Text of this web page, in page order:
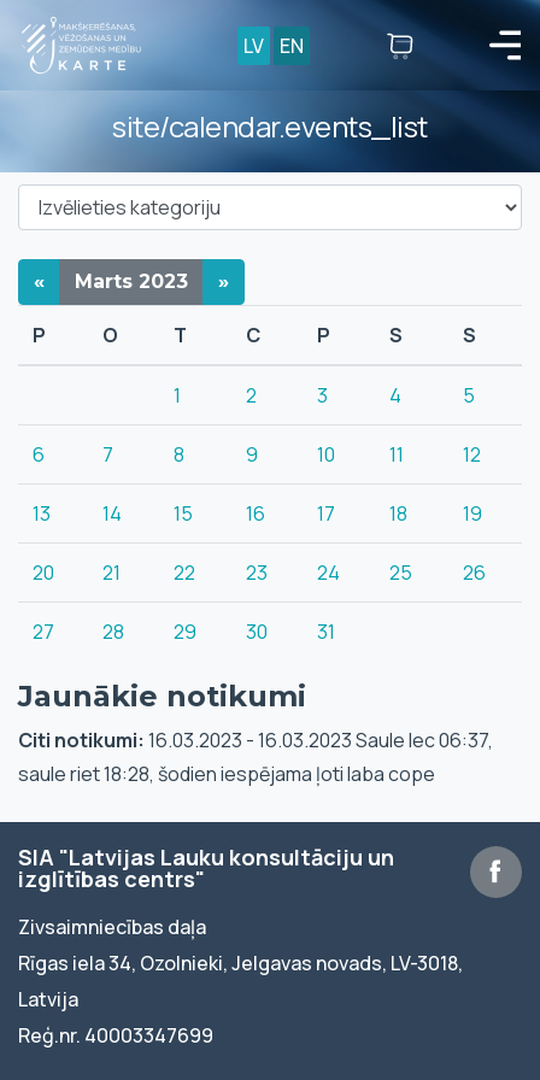
LV EN
site/calendar.events_list
« Marts 2023 »
P O T C P S S
1 2 3 4 5
6 7 8 9 10 11 12
13 14 15 16 17 18 19
20 21 22 23 24 25 26
27 28 29 30 31
Jaunākie notikumi
Citi notikumi: 16.03.2023 - 16.03.2023 Saule lec 06:37,
saule riet 18:28, šodien iespējama ļoti laba cope
SIA "Latvijas Lauku konsultāciju un
izglītības centrs"
Zivsaimniecības daļa
Rīgas iela 34, Ozolnieki, Jelgavas novads, LV-3018,
Latvija
Reģ.nr. 40003347699